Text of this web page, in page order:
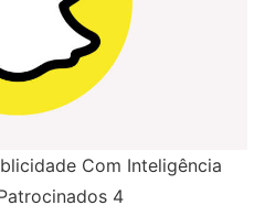
Com Inteligência
4